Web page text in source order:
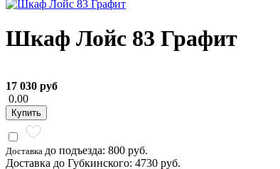
Шкаф Лойс 83 Графит
17 030 руб
0.00
Купить
Доставка до подъезда: 800 руб.
Доставка до Губкинского: 4730 руб.